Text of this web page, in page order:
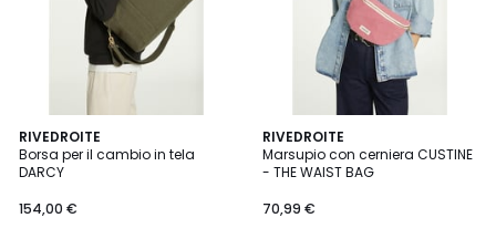
RIVEDROITE
Borsa per il cambio in tela
DARCY
154,00 €
RIVEDROITE
Marsupio con cerniera CUSTINE
- THE WAIST BAG
70,99 €